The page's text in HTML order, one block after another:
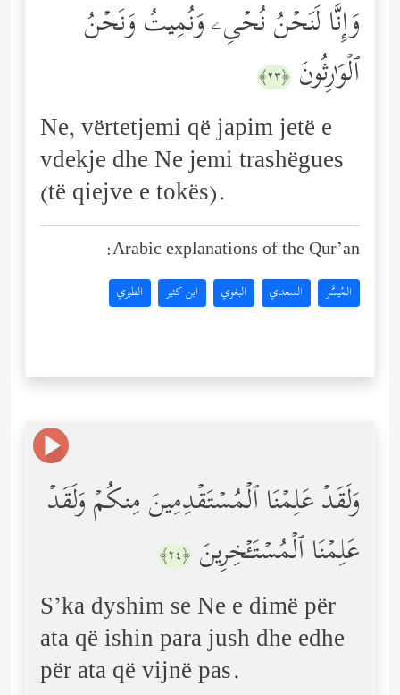
وَإِنَّا لَنَحۡنُ نُحۡیِۦ وَنُمِیتُ وَنَحۡنُ
ٱلۡوَ ٰ⁠رِثُونَ ﴿٢٣﴾
Ne, vërtetjemi që japim jetë e
vdekje dhe Ne jemi trashëgues
(të qiejve e tokës).
Arabic explanations of the Qur’an:
المُيسَّر السعدي البغوي ابن كثير الطبري
وَلَقَدۡ عَلِمۡنَا ٱلۡمُسۡتَقۡدِمِینَ مِنكُمۡ وَلَقَدۡ
عَلِمۡنَا ٱلۡمُسۡتَـٔۡخِرِینَ ﴿٢٤﴾
S’ka dyshim se Ne e dimë për
ata që ishin para jush dhe edhe
për ata që vijnë pas.